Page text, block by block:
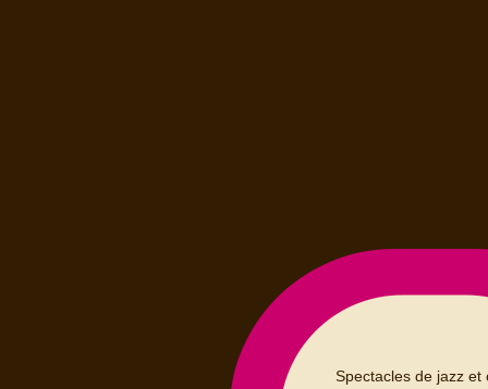
Spectacles de jazz et